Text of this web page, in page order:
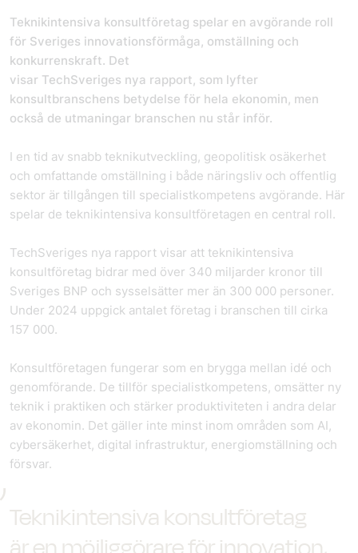
Teknikintensiva konsultföretag spelar en avgörande roll
för Sveriges innovationsförmåga, omställning och
konkurrenskraft. Det
visar TechSveriges nya rapport, som lyfter
konsultbranschens betydelse för hela ekonomin, men
också de utmaningar branschen nu står inför.
I en tid av snabb teknikutveckling, geopolitisk osäkerhet
och omfattande omställning i både näringsliv och offentlig
sektor är tillgången till specialistkompetens avgörande. Här
spelar de teknikintensiva konsultföretagen en central roll.
TechSveriges nya rapport visar att teknikintensiva
konsultföretag bidrar med över 340 miljarder kronor till
Sveriges BNP och sysselsätter mer än 300 000 personer.
Under 2024 uppgick antalet företag i branschen till cirka
157 000.
Konsultföretagen fungerar som en brygga mellan idé och
genomförande. De tillför specialistkompetens, omsätter ny
teknik i praktiken och stärker produktiviteten i andra delar
av ekonomin. Det gäller inte minst inom områden som AI,
cybersäkerhet, digital infrastruktur, energiomställning och
försvar.
Teknikintensiva konsultföretag